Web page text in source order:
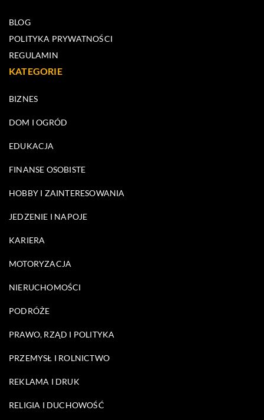
BLOG
POLITYKA PRYWATNOŚCI
REGULAMIN
KATEGORIE
BIZNES
DOM I OGRÓD
EDUKACJA
FINANSE OSOBISTE
HOBBY I ZAINTERESOWANIA
JEDZENIE I NAPOJE
KARIERA
MOTORYZACJA
NIERUCHOMOŚCI
PODRÓŻE
PRAWO, RZĄD I POLITYKA
PRZEMYSŁ I ROLNICTWO
REKLAMA I DRUK
RELIGIA I DUCHOWOŚĆ